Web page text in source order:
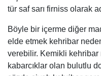
Koyu bulanık ve hatta
görüntülü olabilir X-
Ekstraksiyon ve işleme [
Dağıtım ve madencilik [